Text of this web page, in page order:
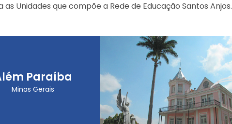
as Unidades que compõe a Rede de Educação Santos Anjos.
Paraíba
Minas Gerais